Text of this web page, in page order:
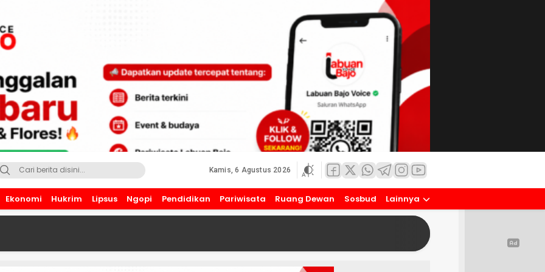
Kamis, 6 Agustus 2026
Ekonomi Hukrim Lipsus Ngopi Pendidikan Pariwisata Ruang Dewan Sosbud Lainnya